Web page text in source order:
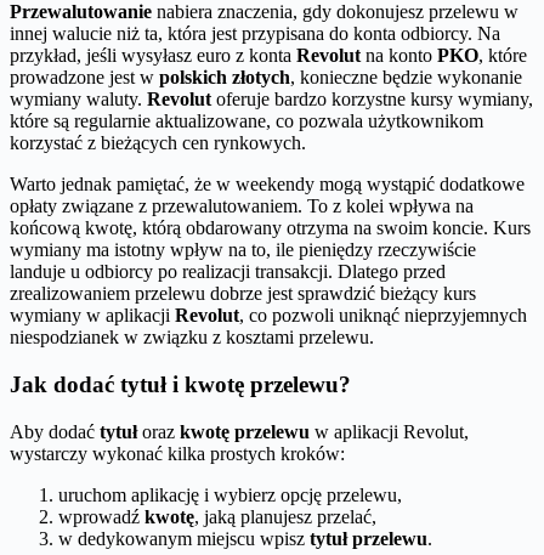
Przewalutowanie nabiera znaczenia, gdy dokonujesz przelewu w
innej walucie niż ta, która jest przypisana do konta odbiorcy. Na
przykład, jeśli wysyłasz euro z konta Revolut na konto PKO, które
prowadzone jest w polskich złotych, konieczne będzie wykonanie
wymiany waluty. Revolut oferuje bardzo korzystne kursy wymiany,
które są regularnie aktualizowane, co pozwala użytkownikom
korzystać z bieżących cen rynkowych.
Warto jednak pamiętać, że w weekendy mogą wystąpić dodatkowe
opłaty związane z przewalutowaniem. To z kolei wpływa na
końcową kwotę, którą obdarowany otrzyma na swoim koncie. Kurs
wymiany ma istotny wpływ na to, ile pieniędzy rzeczywiście
landuje u odbiorcy po realizacji transakcji. Dlatego przed
zrealizowaniem przelewu dobrze jest sprawdzić bieżący kurs
wymiany w aplikacji Revolut, co pozwoli uniknąć nieprzyjemnych
niespodzianek w związku z kosztami przelewu.
Jak dodać tytuł i kwotę przelewu?
Aby dodać tytułoraz kwotę przelewu w aplikacji Revolut,
wystarczy wykonać kilka prostych kroków:
uruchom aplikację i wybierz opcję przelewu,
wprowadź kwotę, jaką planujesz przelać,
w dedykowanym miejscu wpisz tytuł przelewu.